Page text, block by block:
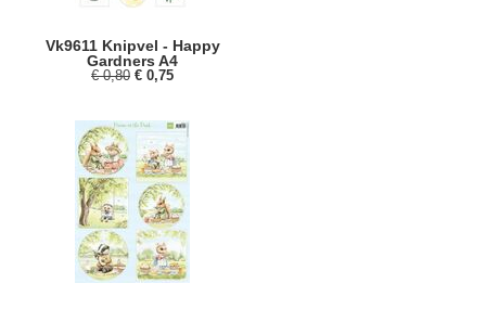
Vk9611 Knipvel - Happy
Gardners A4
€ 0,80 € 0,75